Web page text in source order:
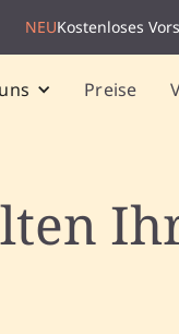
NEUKostenloses
Preise